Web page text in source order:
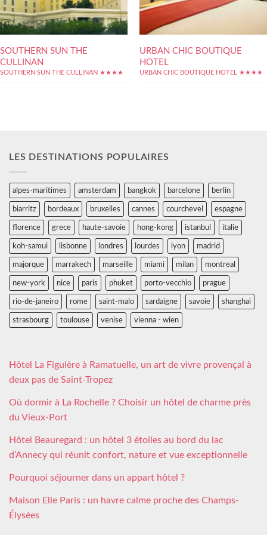
SOUTHERN SUN THE
CULLINAN
SOUTHERN SUN THE CULLINAN ★★★★
URBAN CHIC BOUTIQUE
HOTEL
URBAN CHIC BOUTIQUE HOTEL ★★★★
LES DESTINATIONS POPULAIRES
alpes-maritimes amsterdam bangkok barcelone berlin
biarritz bordeaux bruxelles cannes courchevel espagne
florence grece haute-savoie hong-kong istanbul italie
koh-samui lisbonne londres lourdes lyon madrid
majorque marrakech marseille miami milan montreal
new-york nice paris phuket porto-vecchio prague
rio-de-janeiro rome saint-malo sardaigne savoie shanghai
strasbourg toulouse venise vienna - wien
Hôtel La Figuière à Ramatuelle, un art de vivre provençal à
deux pas de Saint-Tropez
Où dormir à La Rochelle ? Choisir un hôtel de charme près
du Vieux-Port
Hôtel Beauregard : un hôtel 3 étoiles au bord du lac
d’Annecy qui réunit confort, nature et vue exceptionnelle
Pourquoi séjourner dans un appart hôtel ?
Maison Elle Paris : un havre calme proche des Champs-
Élysées